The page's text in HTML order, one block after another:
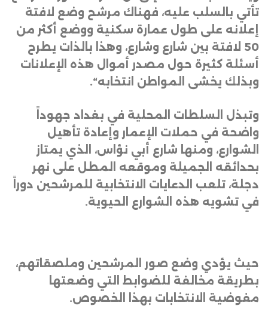
تأتي بالسلب عليه، فهناك مرشح وضع لافتة
إعلانه على طول عمارة سكنية ووضع أكثر من
50 لافتة بين شارع وشارع، وهذا بالذات يطرح
أسئلة كثيرة حول مصدر أموال هذه الإعلانات
وبذلك يخشى المواطن انتخابه“.
وتبذل السلطات المحلية في بغداد جهوداً
واضحة في حملات الإعمار وإعادة تأهيل
الشوارع، ومنها شارع أبي نؤاس، الذي يمتاز
بحدائقه الجميلة وموقعه المطل على نهر
دجلة، تلعب الدعايات الانتخابية للمرشحين دوراً
في تشويه هذه الشوارع الحيوية.
حيث يؤدي وضع صور المرشحين وملصقاتهم،
بطريقة مخالفة للضوابط التي وضعتها
مفوضية الانتخابات بهذا الخصوص.